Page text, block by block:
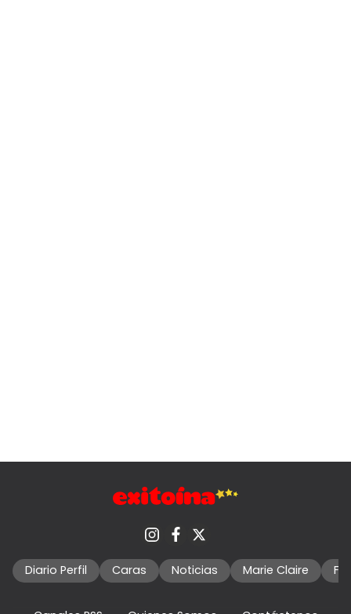
Diario Perfil Caras Noticias Marie Claire